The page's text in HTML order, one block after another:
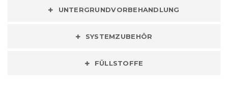
UNTERGRUNDVORBEHANDLUNG
SYSTEMZUBEHÖR
FÜLLSTOFFE